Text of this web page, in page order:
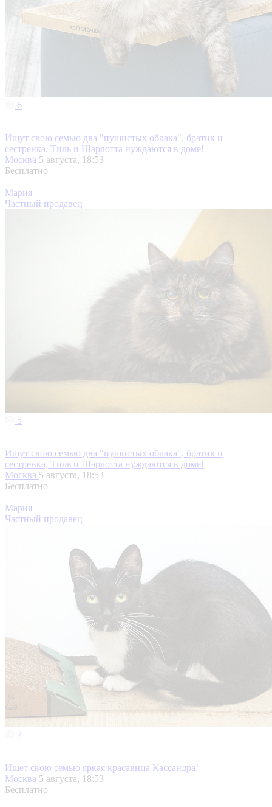
6
Ищут свою семью два "пушистых облака", братик и
сестренка, Тиль и Шарлотта нуждаются в доме!
Москва 5 августа, 18:53
Бесплатно
Мария
Частный продавец
5
Ищут свою семью два "пушистых облака", братик и
сестренка, Тиль и Шарлотта нуждаются в доме!
Москва 5 августа, 18:53
Бесплатно
Мария
Частный продавец
7
Ищет свою семью яркая красавица Кассандра!
Москва 5 августа, 18:53
Бесплатно